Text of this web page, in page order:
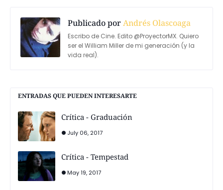
Publicado porAndrés Olascoaga
Escribo de Cine. Edito @ProyectorMX. Quiero
ser el William Miller de mi generación (y la
vida real).
ENTRADAS QUE PUEDEN INTERESARTE
Crítica - Graduación
July 06, 2017
Crítica - Tempestad
May 19, 2017